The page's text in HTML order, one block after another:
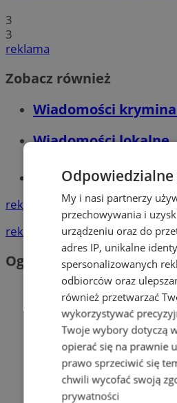
3
3
reklama
Zobacz również
Wiadomości
Wiadomości lokalne
Tworzenie
reklama
reklama
Ogłoszenia
My i nasi partnerzy
przechowywania i
urządzeniu oraz do
adres IP, unikalne
spersonalizowanych
odbiorców oraz
również przetwarzać
wykorzystywać
Twoje wybory dotyczą
opierać się na prawnie
prawo sprzeciwić się
chwili wycofać swoją
prywatności